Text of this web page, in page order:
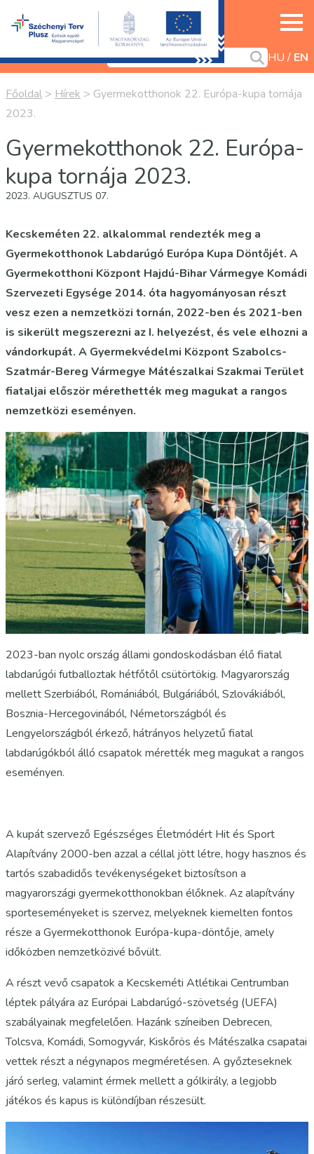
HU EN
Főoldal > Hírek > Gyermekotthonok 22. Európa-kupa tornája
2023.
Gyermekotthonok 22. Európa-
kupa tornája 2023.
2023. AUGUSZTUS 07.
Kecskeméten 22. alkalommal rendezték meg a
Gyermekotthonok Labdarúgó Európa Kupa Döntőjét. A
Gyermekotthoni Központ Hajdú-Bihar Vármegye Komádi
Szervezeti Egysége 2014. óta hagyományosan részt
vesz ezen a nemzetközi tornán, 2022-ben és 2021-ben
is sikerült megszerezni az I. helyezést, és vele elhozni a
vándorkupát. A Gyermekvédelmi Központ Szabolcs-
Szatmár-Bereg Vármegye Mátészalkai Szakmai Terület
fiataljai először mérethették meg magukat a rangos
nemzetközi eseményen.
2023-ban nyolc ország állami gondoskodásban élő fiatal
labdarúgói futballoztak hétfőtől csütörtökig. Magyarország
mellett Szerbiából, Romániából, Bulgáriából, Szlovákiából,
Bosznia-Hercegovinából, Németországból és
Lengyelországból érkező, hátrányos helyzetű fiatal
labdarúgókból álló csapatok mérették meg magukat a rangos
eseményen.
A kupát szervező Egészséges Életmódért Hit és Sport
Alapítvány 2000-ben azzal a céllal jött létre, hogy hasznos és
tartós szabadidős tevékenységeket biztosítson a
magyarországi gyermekotthonokban élőknek. Az alapítvány
sporteseményeket is szervez, melyeknek kiemelten fontos
része a Gyermekotthonok Európa-kupa-döntője, amely
időközben nemzetközivé bővült.
A részt vevő csapatok a Kecskeméti Atlétikai Centrumban
léptek pályára az Európai Labdarúgó-szövetség (UEFA)
szabályainak megfelelően. Hazánk színeiben Debrecen,
Tolcsva, Komádi, Somogyvár, Kiskőrös és Mátészalka csapatai
vettek részt a négynapos megméretésen. A győzteseknek
járó serleg, valamint érmek mellett a gólkirály, a legjobb
játékos és kapus is különdíjban részesült.